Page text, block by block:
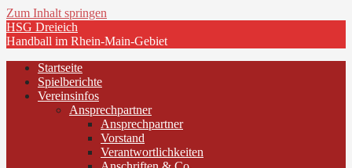
Zum Inhalt springen
HSG Dreieich
Handball im Rhein-Main-Gebiet
Startseite
Spielberichte
Vereinsinfos
Ansprechpartner
Ansprechpartner
Vorstand
Verantwortlichkeiten